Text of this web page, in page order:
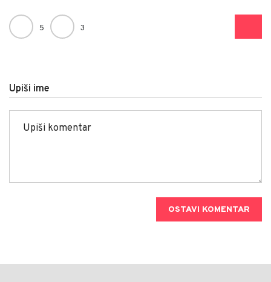
5 3
Upiši ime
OSTAVI KOMENTAR